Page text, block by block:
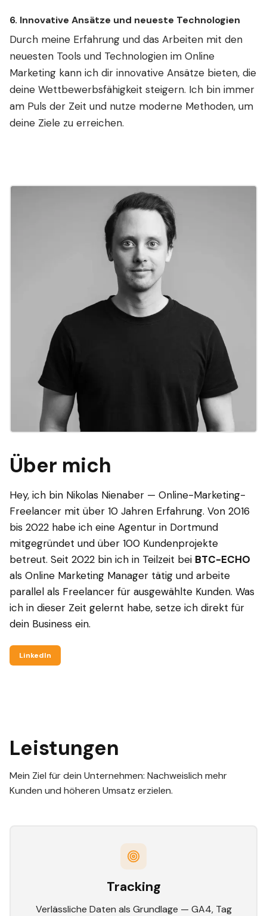
6. Innovative Ansätze und neueste Technologien
Durch meine Erfahrung und das Arbeiten mit den
neuesten Tools und Technologien im Online
Marketing kann ich dir innovative Ansätze bieten, die
deine Wettbewerbsfähigkeit steigern. Ich bin immer
am Puls der Zeit und nutze moderne Methoden, um
deine Ziele zu erreichen.
Über mich
Hey, ich bin Nikolas Nienaber — Online-Marketing-
Freelancer mit über 10 Jahren Erfahrung. Von 2016
bis 2022 habe ich eine Agentur in Dortmund
mitgegründet und über 100 Kundenprojekte
betreut. Seit 2022 bin ich in Teilzeit bei BTC-ECHO
als Online Marketing Manager tätig und arbeite
parallel als Freelancer für ausgewählte Kunden. Was
ich in dieser Zeit gelernt habe, setze ich direkt für
dein Business ein.
LinkedIn
Leistungen
Mein Ziel für dein Unternehmen: Nachweislich mehr
Kunden und höheren Umsatz erzielen.
Tracking
Verlässliche Daten als Grundlage — GA4, Tag